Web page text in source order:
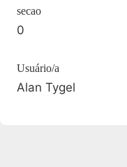
secao
0
Usuário/a
Alan Tygel